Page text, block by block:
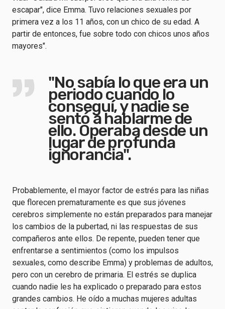
escapar", dice Emma. Tuvo relaciones sexuales por
primera vez a los 11 años, con un chico de su edad. A
partir de entonces, fue sobre todo con chicos unos años
mayores".
"No sabía lo que era un
periodo cuando lo
conseguí, y nadie se
sentó a hablarme de
ello. Operaba desde un
lugar de profunda
ignorancia".
Probablemente, el mayor factor de estrés para las niñas
que florecen prematuramente es que sus jóvenes
cerebros simplemente no están preparados para manejar
los cambios de la pubertad, ni las respuestas de sus
compañeros ante ellos. De repente, pueden tener que
enfrentarse a sentimientos (como los impulsos
sexuales, como describe Emma) y problemas de adultos,
pero con un cerebro de primaria. El estrés se duplica
cuando nadie les ha explicado o preparado para estos
grandes cambios. He oído a muchas mujeres adultas